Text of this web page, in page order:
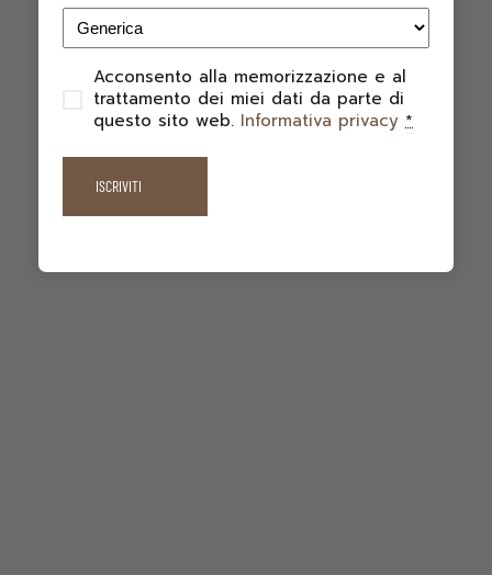
PRIVACY
Acconsento alla memorizzazione e al
trattamento dei miei dati da parte di
questo sito web. Informativa privacy *